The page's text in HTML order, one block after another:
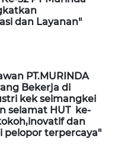
dan Layanan"
PT.MURINDA
Bekerja di
kek seimangkei
selamat HUT ke-
dan
pelopor terpercaya"